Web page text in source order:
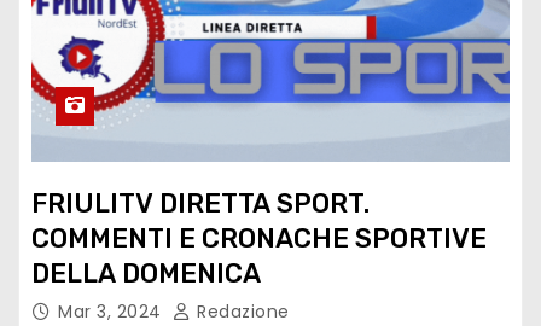
FRIULITV DIRETTA SPORT.
COMMENTI E CRONACHE SPORTIVE
DELLA DOMENICA
Mar 3, 2024 Redazione